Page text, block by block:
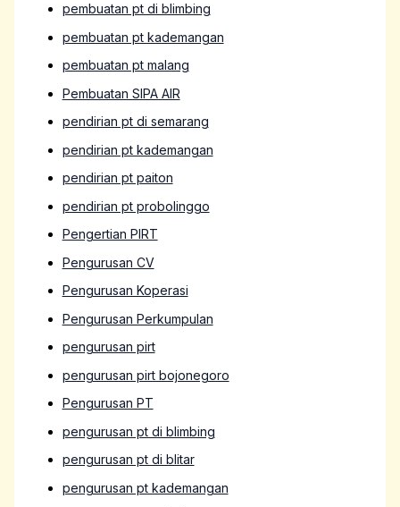
pembuatan pt di blimbing
pembuatan pt kademangan
pembuatan pt malang
Pembuatan SIPA AIR
pendirian pt di semarang
pendirian pt kademangan
pendirian pt paiton
pendirian pt probolinggo
Pengertian PIRT
Pengurusan CV
Pengurusan Koperasi
Pengurusan Perkumpulan
pengurusan pirt
pengurusan pirt bojonegoro
Pengurusan PT
pengurusan pt di blimbing
pengurusan pt di blitar
pengurusan pt kademangan